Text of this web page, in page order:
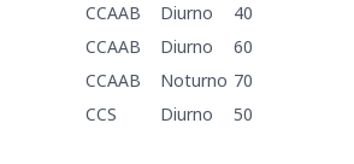
CCAAB Diurno
40
CCAAB Diurno
60
CCAAB Noturno 70
CCS Diurno 50